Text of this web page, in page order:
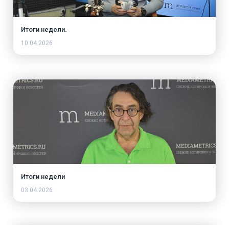
Итоги недели.
10.04.2026
Итоги недели
03.04.2026